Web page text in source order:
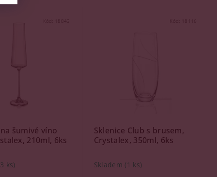
Kód: 18843
šumivé víno
210ml, 6ks
ks)
Kód:
Sklenice Club s brusem,
Crystalex, 350ml, 6ks
Skladem (1 ks)